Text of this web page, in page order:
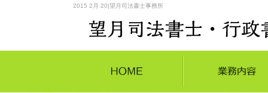
2015 2月 20|望月司法書士事務所